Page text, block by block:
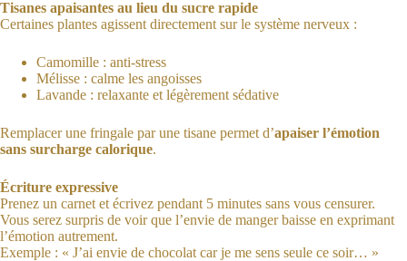
Tisanes apaisantes au lieu du sucre rapide
Certaines plantes agissent directement sur le système nerveux :
Camomille : anti-stress
Mélisse : calme les angoisses
Lavande : relaxante et légèrement sédative
Remplacer une fringale par une tisane permet d’apaiser l’émotion
sans surcharge calorique.
Écriture expressive
Prenez un carnet et écrivez pendant 5 minutes sans vous censurer.
Vous serez surpris de voir que l’envie de manger baisse en exprimant
l’émotion autrement.
Exemple : « J’ai envie de chocolat car je me sens seule ce soir… »